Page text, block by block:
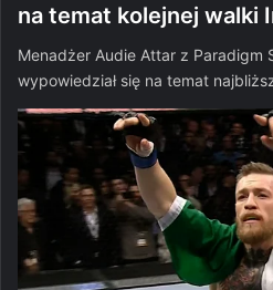
na temat kolejnej walki
Menadżer Audie Attar z Paradigm
wypowiedział się na temat